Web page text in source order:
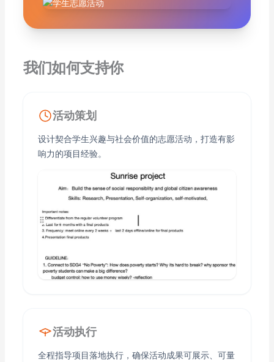
我们如何支持你
活动策划
设计契合学生兴趣与社会价值的志愿活动，打造有影
响力的项目经验。
活动执行
全程指导项目落地执行，确保活动成果可展示、可量